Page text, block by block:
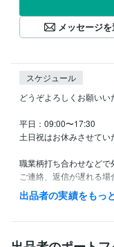
メッセージを
スケジュール
どうぞよろしくお願いい
平日：09:00〜17:30
土日祝はお休みさせてい
職業柄打ち合わせなどで
ご連絡、返信が遅れる場
メッセージ等は目を通し
急用の際などはご連絡く
対応させていただきます
出品者の実績をもっ